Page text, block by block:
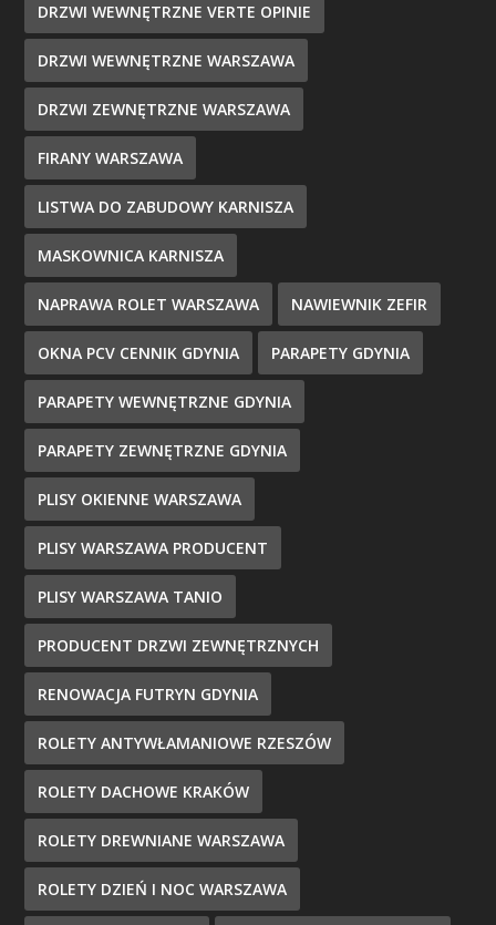
DRZWI WEWNĘTRZNE VERTE OPINIE
DRZWI WEWNĘTRZNE WARSZAWA
DRZWI ZEWNĘTRZNE WARSZAWA
FIRANY WARSZAWA
LISTWA DO ZABUDOWY KARNISZA
MASKOWNICA KARNISZA
NAPRAWA ROLET WARSZAWA NAWIEWNIK ZEFIR
OKNA PCV CENNIK GDYNIA PARAPETY GDYNIA
PARAPETY WEWNĘTRZNE GDYNIA
PARAPETY ZEWNĘTRZNE GDYNIA
PLISY OKIENNE WARSZAWA
PLISY WARSZAWA PRODUCENT
PLISY WARSZAWA TANIO
PRODUCENT DRZWI ZEWNĘTRZNYCH
RENOWACJA FUTRYN GDYNIA
ROLETY ANTYWŁAMANIOWE RZESZÓW
ROLETY DACHOWE KRAKÓW
ROLETY DREWNIANE WARSZAWA
ROLETY DZIEŃ I NOC WARSZAWA